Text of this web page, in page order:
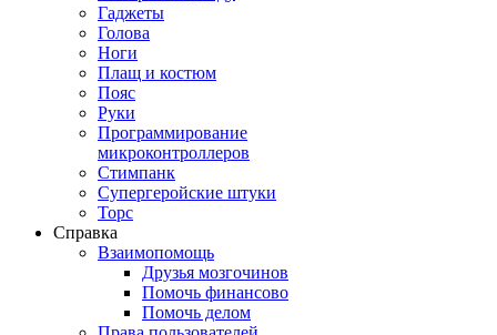
Гаджеты
Голова
Ноги
Плащ и костюм
Пояс
Руки
Программирование
микроконтроллеров
Стимпанк
Супергеройские штуки
Торс
Справка
Взаимопомощь
Друзья мозгочинов
Помочь финансово
Помочь делом